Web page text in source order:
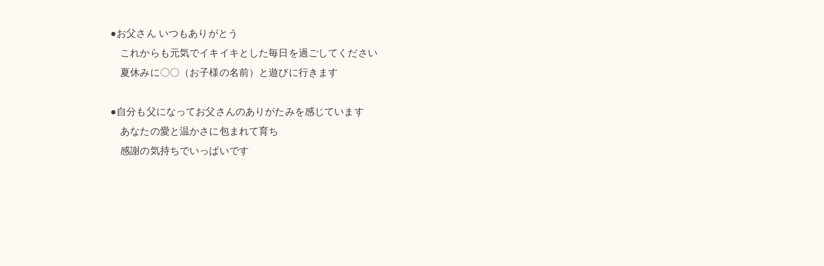
●お父さん いつもありがとう
これからも元気でイキイキとした毎日を過ごしてください
夏休みに〇〇（お子様の名前）と遊びに行きます
●自分も父になってお父さんのありがたみを感じています
あなたの愛と温かさに包まれて育ち
感謝の気持ちでいっぱいです